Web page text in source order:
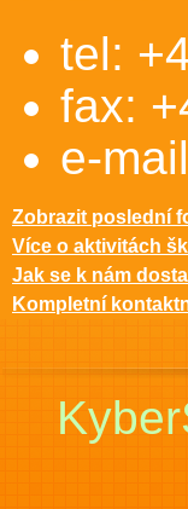
tel:
fax:
e-
Zobrazit poslední
Více o aktivitách
Jak se k nám
Kompletní